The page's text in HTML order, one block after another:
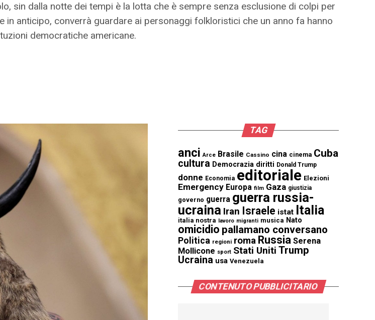
sin dalla notte dei tempi è la lotta che è sempre senza esclusione di colpi per
anticipo, converrà guardare ai personaggi folkloristici che un anno fa hanno
democratiche americane.
TAG
anci Arce Brasile Cassino cina cinema Cuba
cultura Democrazia diritti Donald Trump
donne Economia editoriale Elezioni
Emergency Europa film Gaza giustizia
governo guerra guerra russia-
ucraina Iran Israele istat Italia
italia nostra lavoro migranti musica Nato
omicidio pallamano conversano
Politica regioni roma Russia Serena
Mollicone sport Stati Uniti Trump
Ucraina usa Venezuela
CONTENUTO PUBBLICITARIO